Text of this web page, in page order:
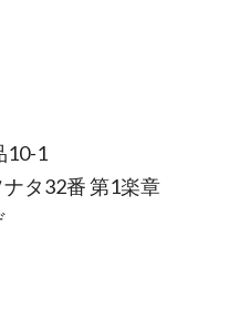
10-1
タ32番 第1楽章